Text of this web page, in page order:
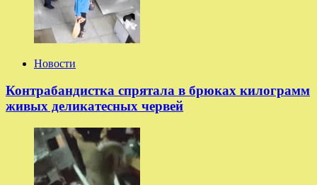
Новости
Контрабандистка спрятала в брюках килограмм
живых деликатесных червей